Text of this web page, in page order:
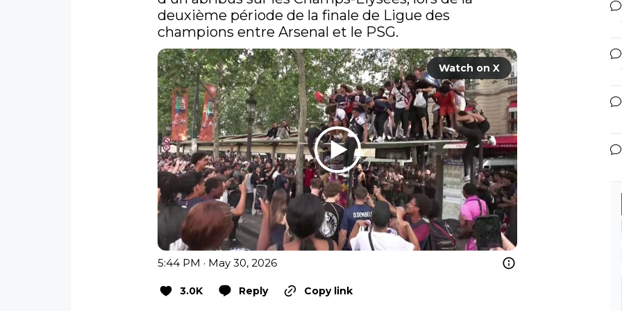
deuxième période de la finale de Ligue des
champions entre Arsenal et le PSG.
Watch on X
5:44 PM · May 30, 2026
3.0K Reply
Copy link